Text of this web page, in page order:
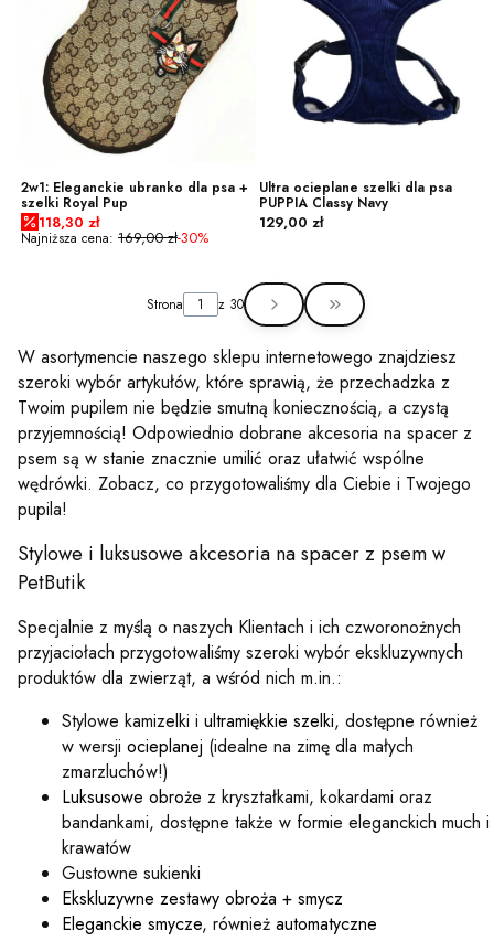
2w1: Eleganckie ubranko dla psa +
szelki Royal Pup
Cena promocyjna
118,30 zł
Najniższa cena: 169,00 zł-30%
Ultra ocieplane szelki dla psa
PUPPIA Classy Navy
Cena
129,00 zł
Strona z 30 Przejdź do ostatniej
W asortymencie naszego sklepu internetowego znajdziesz
szeroki wybór artykułów, które sprawią, że przechadzka z
Twoim pupilem nie będzie smutną koniecznością, a czystą
przyjemnością! Odpowiednio dobrane akcesoria na spacer z
psem są w stanie znacznie umilić oraz ułatwić wspólne
wędrówki. Zobacz, co przygotowaliśmy dla Ciebie i Twojego
pupila!
Stylowe i luksusowe akcesoria na spacer z psem w
PetButik
Specjalnie z myślą o naszych Klientach i ich czworonożnych
przyjaciołach przygotowaliśmy szeroki wybór ekskluzywnych
produktów dla zwierząt, a wśród nich m.in.:
Stylowe kamizelki i ultramiękkie szelki, dostępne również
w wersji ocieplanej (idealne na zimę dla małych
zmarzluchów!)
Luksusowe obroże z kryształkami, kokardami oraz
bandankami, dostępne także w formie eleganckich much i
krawatów
Gustowne sukienki
Ekskluzywne zestawy obroża + smycz
Eleganckie smycze, również automatyczne